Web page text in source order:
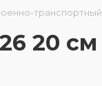
20 см